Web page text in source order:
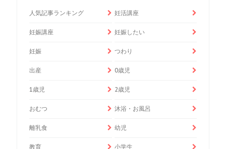
人気記事ランキング 妊活講座
妊娠講座 妊娠したい
妊娠 つわり
出産 0歳児
1歳児 2歳児
おむつ 沐浴・お風呂
離乳食 幼児
教育 小学生